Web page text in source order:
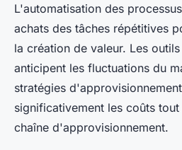
L'automatisation des
achats des tâches répétitives
la création de valeur. Les
anticipent les fluctuations du
stratégies
significativement les coûts tout
chaîne d'approvisionnement.